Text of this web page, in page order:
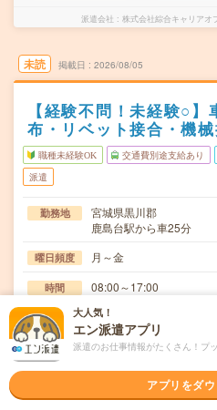
派遣会社 株式会社綜合キャリアオ
未読 掲載日 2026/08/05
【経験不問！未経験○
布・リベット接合・機
職種未経験OK 交通費別途支給あり
派遣
勤務地
宮城県黒川郡
鹿島台駅から車25分
曜日頻度 月～金
時間 08:00～17:00
期間 長期でお仕事できる方、
時給 時給1230円
交通費
交通費規定内支給
大人気！
エン派遣アプリ
派遣のお仕事情報がたくさん！プ
アプリをダ